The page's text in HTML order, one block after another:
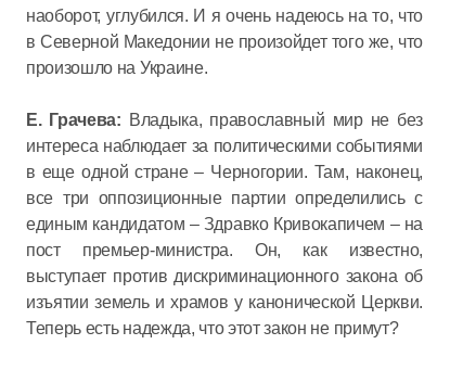
наоборот, углубился. И я очень надеюсь на то, что
в Северной Македонии не произойдет того же, что
произошло на Украине.
Е. Грачева: Владыка, православный мир не без
интереса наблюдает за политическими событиями
в еще одной стране – Черногории. Там, наконец,
все три оппозиционные партии определились с
единым кандидатом – Здравко Кривокапичем – на
пост премьер-министра. Он, как известно,
выступает против дискриминационного закона об
изъятии земель и храмов у канонической Церкви.
Теперь есть надежда, что этот закон не примут?